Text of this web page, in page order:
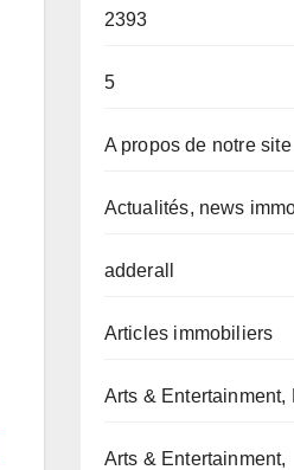
2393
5
A propos de notre site
Actualités, news
adderall
Articles immobiliers
Arts & Entertainment,
Arts & Entertainment,